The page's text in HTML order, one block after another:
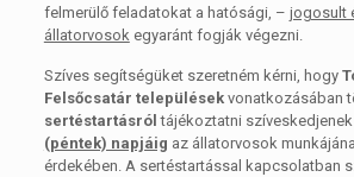
felmerülő feladatokat a hatósági, – jogosult
állatorvosok egyaránt fogják végezni.
Szíves segítségüket szeretném kérni, hogy
Felsőcsatár településekvonatkozásában
sertéstartásról tájékoztatni szíveskedjenek
(péntek) napjáig az állatorvosok
érdekében. A sertéstartással kapcsolatban